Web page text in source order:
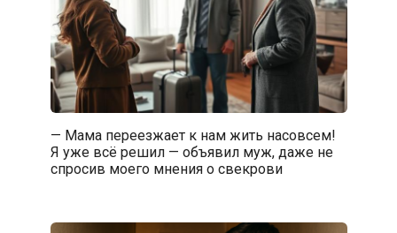
— Мама переезжает к нам жить насовсем!
Я уже всё решил — объявил муж, даже не
спросив моего мнения о свекрови